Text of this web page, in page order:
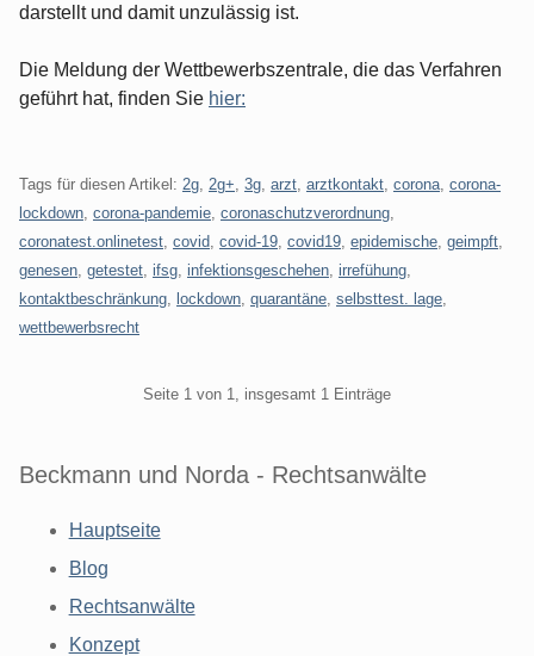
darstellt und damit unzulässig ist.
Die Meldung der Wettbewerbszentrale, die das Verfahren
geführt hat, finden Sie hier:
Tags für diesen Artikel: 2g 2g+ 3g arzt arztkontakt corona corona-
lockdown corona-pandemie coronaschutzverordnung
coronatest.onlinetest covid covid-19 covid19 epidemische geimpft
genesen getestet ifsg infektionsgeschehen irrefühung
kontaktbeschränkung
lockdown quarantäne selbsttest. lage
wettbewerbsrecht
Seite 1 von 1, insgesamt 1 Einträge
Beckmann und Norda - Rechtsanwälte
Hauptseite
Blog
Rechtsanwälte
Konzept